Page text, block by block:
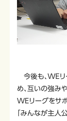
今後も、WEリ
め、互いの強み
WEリーグをサ
「みんなが主人